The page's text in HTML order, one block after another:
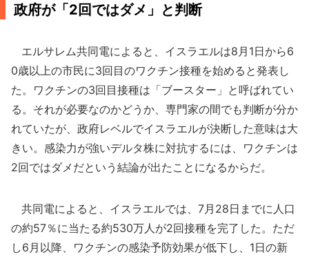
政府が「2回ではダメ」と判断
エルサレム共同電によると、イスラエルは8月1日から6
0歳以上の市民に3回目のワクチン接種を始めると発表し
た。ワクチンの3回目接種は「ブースター」と呼ばれてい
る。それが必要なのかどうか、専門家の間でも判断が分か
れていたが、政府レベルでイスラエルが決断した意味は大
きい。感染力が強いデルタ株に対抗するには、ワクチンは
2回ではダメだという結論が出たことになるからだ。
共同電によると、イスラエルでは、7月28日までに人口
の約57％に当たる約530万人が2回接種を完了した。ただ
し6月以降、ワクチンの感染予防効果が低下し、1日の新